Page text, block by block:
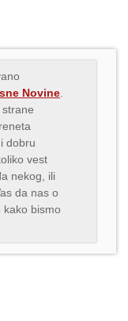
Novine
dobru
vest
nekog, ili
da nas o
kako bismo